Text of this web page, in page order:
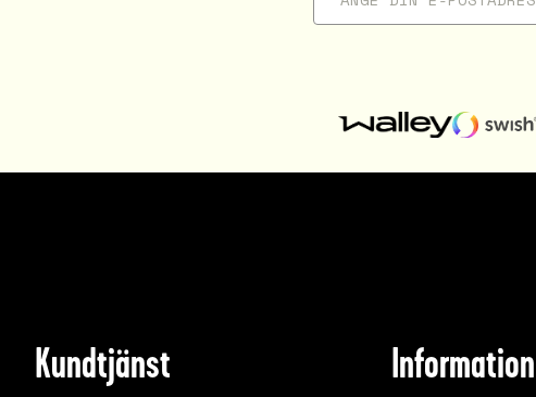
Kundtjänst Information